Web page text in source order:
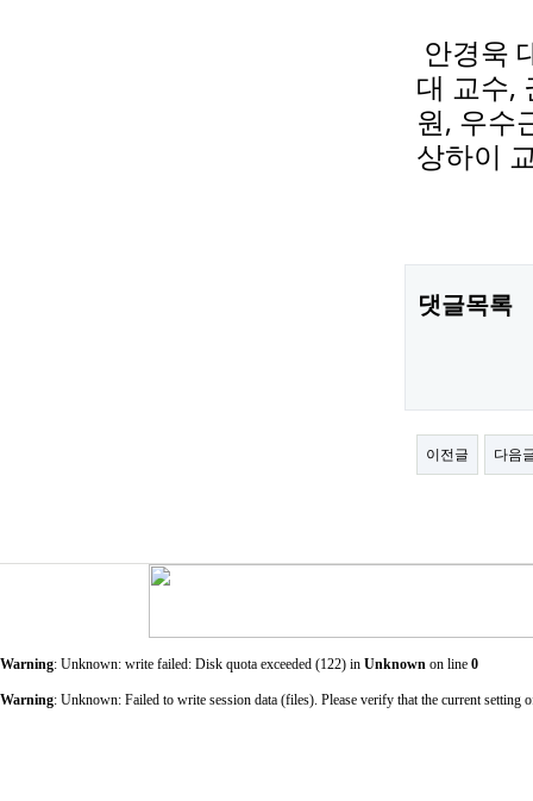
안경욱
대 교수,
원, 우수
상하이
댓글목록
이전글 다음
Warning: Unknown: write failed: Disk quota exceeded (122) in Unknown on line 0
Warning: Unknown: Failed to write session data (files). Please verify that the current